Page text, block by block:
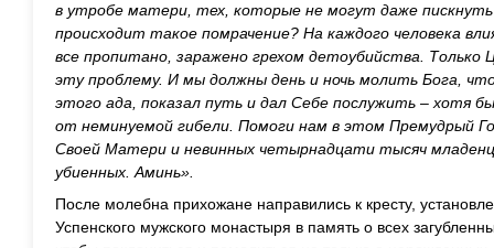
в утробе матери, тех, которые не могут даже
происходит такое помрачение? На каждого человека
все пропитано, заражено грехом детоубийства.
эту проблему. И мы должны день и ночь молить Бога,
этого ада, показал путь и дал Себе послужить – хотя
от неминуемой гибели. Помоги нам в этом Премудрый
Своей Матери и невинных четырнадцати тысяч
убиенных. Аминь».
После молебна прихожане направились к кресту,
Успенского мужского монастыря в память о всех